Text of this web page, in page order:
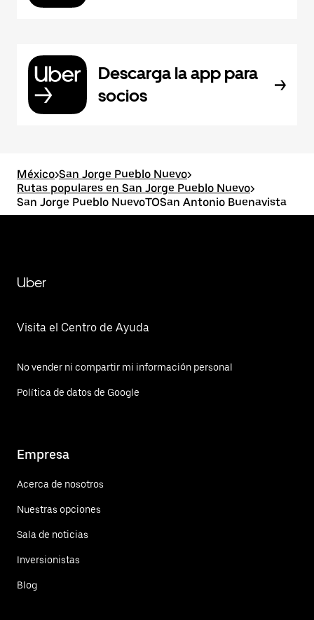
Descarga la app para
socios
México>San Jorge Pueblo Nuevo>
Rutas populares en San Jorge Pueblo Nuevo>
San Jorge Pueblo NuevoTOSan Antonio Buenavista
Uber
Visita el Centro de Ayuda
No vender ni compartir mi información personal
Política de datos de Google
Empresa
Acerca de nosotros
Nuestras opciones
Sala de noticias
Inversionistas
Blog